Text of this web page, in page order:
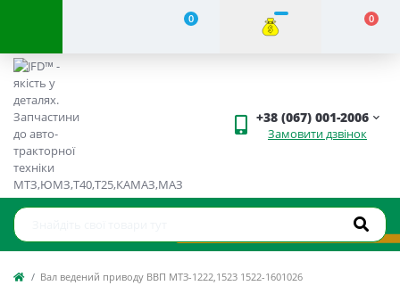
0 0
+38 (067) 001-2006
Замовити дзвінок
Вал ведений приводу ВВП МТЗ-1222,1523 1522-1601026